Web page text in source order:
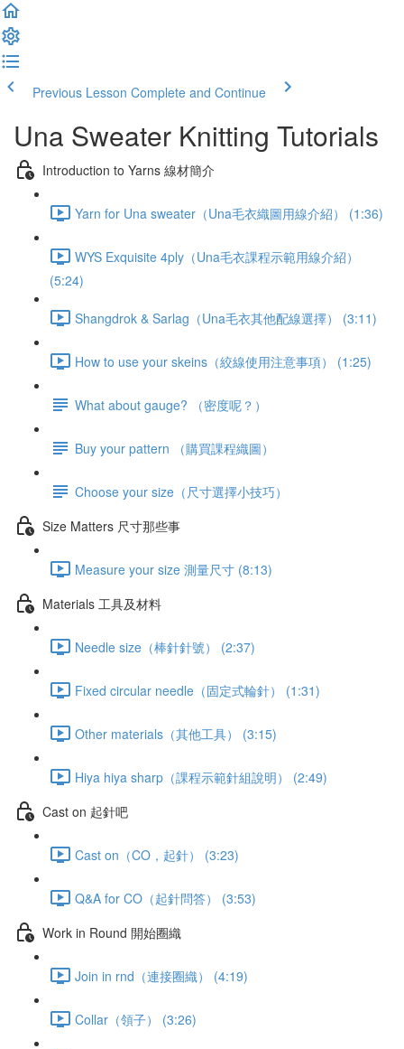
Previous Lesson Complete and Continue
Una Sweater Knitting Tutorials
Introduction to Yarns 線材簡介
Yarn for Una sweater（Una毛衣織圖用線介紹） (1:36)
WYS Exquisite 4ply（Una毛衣課程示範用線介紹）
(5:24)
Shangdrok & Sarlag（Una毛衣其他配線選擇） (3:11)
How to use your skeins（絞線使用注意事項） (1:25)
What about gauge? （密度呢？）
Buy your pattern （購買課程織圖）
Choose your size（尺寸選擇小技巧）
Size Matters 尺寸那些事
Measure your size 測量尺寸 (8:13)
Materials 工具及材料
Needle size（棒針針號） (2:37)
Fixed circular needle（固定式輪針） (1:31)
Other materials（其他工具） (3:15)
Hiya hiya sharp（課程示範針組說明） (2:49)
Cast on 起針吧
Cast on（CO，起針） (3:23)
Q&A for CO（起針問答） (3:53)
Work in Round 開始圈織
Join in rnd（連接圈織） (4:19)
Collar（領子） (3:26)